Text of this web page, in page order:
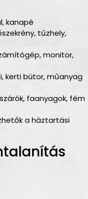
kanapé
tűzhely,
monitor,
kerti bútor, műanyag
faanyagok, fém
a háztartási